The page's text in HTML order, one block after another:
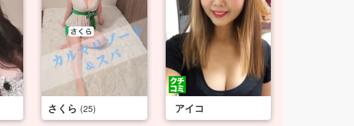
さくら (25) アイコ